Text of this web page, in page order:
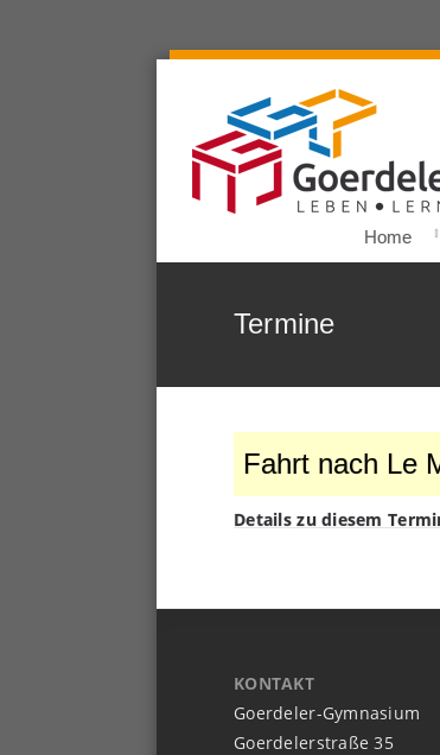
Home
Termine
Fahrt nach Le
Details zu diesem
KONTAKT
Goerdeler-Gymnasium
Goerdelerstraße 35